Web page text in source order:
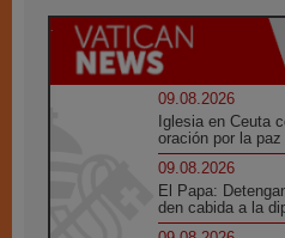
09.08.2026
Iglesia en Ceuta
oración por la
09.08.2026
El Papa:
den cabida a la